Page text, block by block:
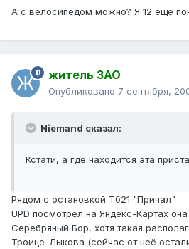
А с велосипедом можно? Я 12 ещё
житель ЗАО
Опубликовано 7 сентября,
Niemand сказал:
Кстати, а где находится эта
Рядом с остановкой Тб21 "Причал"
UPD посмотрел на Яндекс-Картах
Серебряный Бор, хотя такая
Троице-Лыкова (сейчас от неё